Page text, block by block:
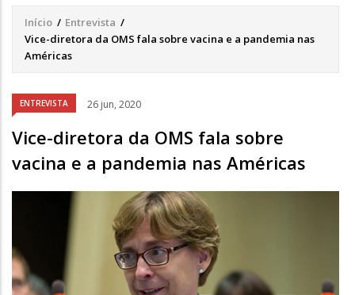
entregadores
Trilha
de
Início / Entrevista /
Vice-diretora da OMS fala sobre vacina e a pandemia nas
Américas
ENTREVISTA 26 jun, 2020
Vice-diretora da OMS fala sobre
vacina e a pandemia nas Américas
Áudio